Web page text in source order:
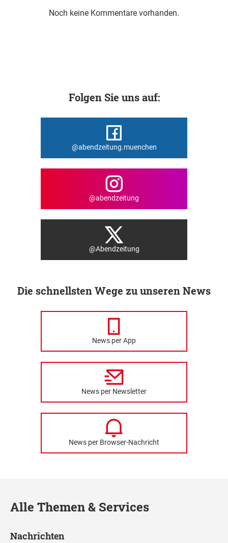
Noch keine Kommentare vorhanden.
Folgen Sie uns auf:
@abendzeitung.muenchen
@abendzeitung
@Abendzeitung
Die schnellsten Wege zu unseren News
News per App
News per Newsletter
News per Browser-Nachricht
Alle Themen & Services
Nachrichten